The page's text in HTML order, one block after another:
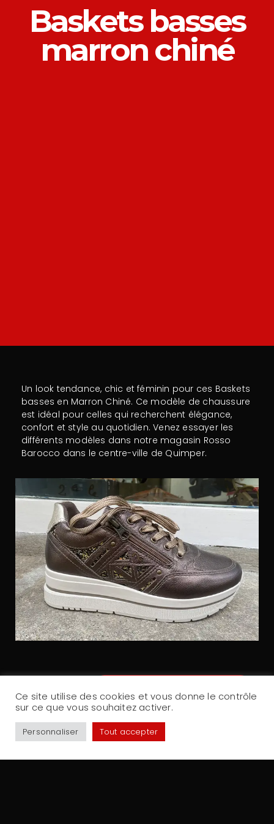
Baskets basses
marron chiné
Un look tendance, chic et féminin pour ces Baskets
basses en Marron Chiné. Ce modèle de chaussure
est idéal pour celles qui recherchent élégance,
confort et style au quotidien. Venez essayer les
différents modèles dans notre magasin Rosso
Barocco dans le centre-ville de Quimper.
Ce site utilise des cookies et vous donne le contrôle
sur ce que vous souhaitez activer.
Personnaliser Tout accepter